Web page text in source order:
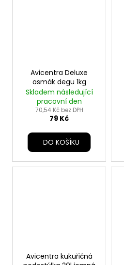
Avicentra Deluxe
osmák degu 1kg
Skladem následující
pracovní den
70,54 Kč bez DPH
79 Kč
DO KOŠÍKU
Avicentra kukuřičná